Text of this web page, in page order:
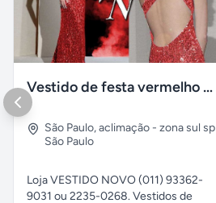
Vestido de festa vermelho com brilho e pedraria
São Paulo,aclimação - zona sul sp
São Paulo
Loja VESTIDO NOVO (011) 93362-
9031 ou 2235-0268. Vestidos de